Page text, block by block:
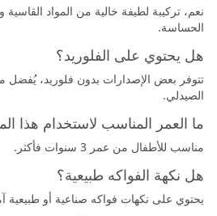
نعم، تركيبة لطيفة خالية من المواد القاسية
الحساسة.
هل يحتوي على الفلوريد؟
تتوفر بعض الإصدارات بدون فلوريد، يُفضل
الصيدلي.
ما العمر المناسب لاستخدام هذا
مناسب للأطفال من عمر 3 سنوات فأكثر.
هل نكهة الفواكه طبيعية؟
يحتوي على نكهات فواكه صناعية أو طبيعية